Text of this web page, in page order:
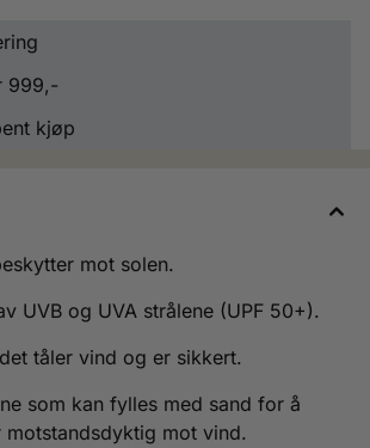
999,-
kjøp
mot solen.
UVB og UVA strålene (UPF 50+).
tåler vind og er sikkert.
som kan fylles med sand for å
mot vind.